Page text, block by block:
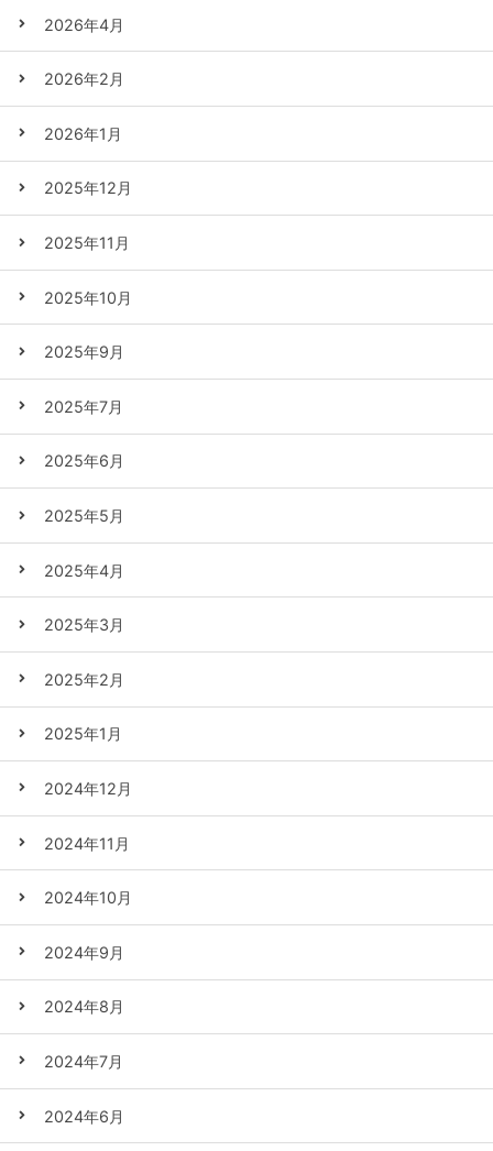
2026年4月
2026年2月
2026年1月
2025年12月
2025年11月
2025年10月
2025年9月
2025年7月
2025年6月
2025年5月
2025年4月
2025年3月
2025年2月
2025年1月
2024年12月
2024年11月
2024年10月
2024年9月
2024年8月
2024年7月
2024年6月